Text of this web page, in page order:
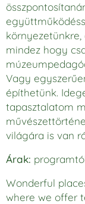
mindez hogy
Vagy
építhetünk.
tapasztalatom
világára is van
Árak:
Wonderful
where we offer